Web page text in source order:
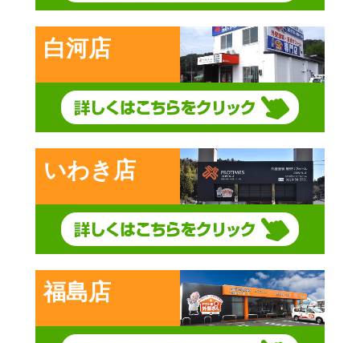
白河店
いわき店
福島店